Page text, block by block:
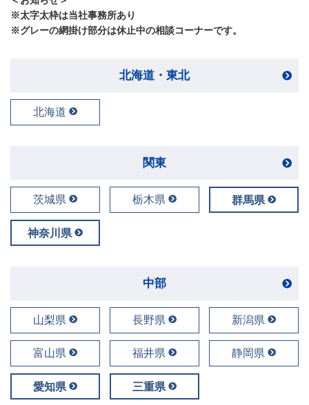
※太字太枠は当社事務所あり
※グレーの網掛け部分は休止中の相談コーナーです。
北海道・東北
北海道
関東
茨城県 栃木県 群馬県
神奈川県
中部
山梨県 長野県 新潟県
富山県 福井県 静岡県
愛知県 三重県